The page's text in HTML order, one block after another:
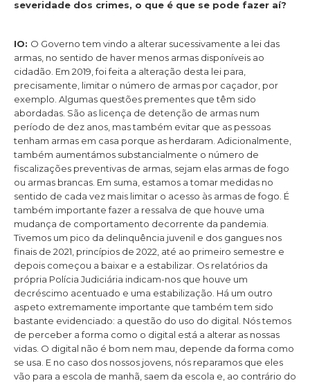
severidade dos crimes, o que é que se pode fazer aí?
IO: O Governo tem vindo a alterar sucessivamente a lei das
armas, no sentido de haver menos armas disponíveis ao
cidadão. Em 2019, foi feita a alteração desta lei para,
precisamente, limitar o número de armas por caçador, por
exemplo. Algumas questões prementes que têm sido
abordadas. São as licença de detenção de armas num
período de dez anos, mas também evitar que as pessoas
tenham armas em casa porque as herdaram. Adicionalmente,
também aumentámos substancialmente o número de
fiscalizações preventivas de armas, sejam elas armas de fogo
ou armas brancas. Em suma, estamos a tomar medidas no
sentido de cada vez mais limitar o acesso às armas de fogo. É
também importante fazer a ressalva de que houve uma
mudança de comportamento decorrente da pandemia.
Tivemos um pico da delinquência juvenil e dos gangues nos
finais de 2021, princípios de 2022, até ao primeiro semestre e
depois começou a baixar e a estabilizar. Os relatórios da
própria Polícia Judiciária indicam-nos que houve um
decréscimo acentuado e uma estabilização. Há um outro
aspeto extremamente importante que também tem sido
bastante evidenciado: a questão do uso do digital. Nós temos
de perceber a forma como o digital está a alterar as nossas
vidas. O digital não é bom nem mau, depende da forma como
se usa. E no caso dos nossos jovens, nós reparamos que eles
vão para a escola de manhã, saem da escola e, ao contrário do